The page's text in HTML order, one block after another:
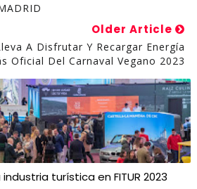
Older Article
A Disfrutar Y Recargar Energía
Oficial Del Carnaval Vegano 2023
turística en FITUR 2023